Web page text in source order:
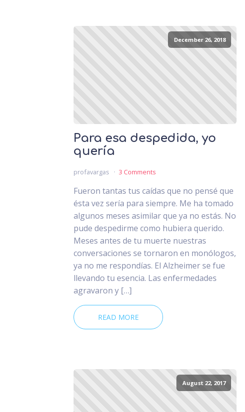
December 26, 2018
Para esa despedida, yo
quería
profavargas 3 Comments
Fueron tantas tus caídas que no pensé que
ésta vez sería para siempre. Me ha tomado
algunos meses asimilar que ya no estás. No
pude despedirme como hubiera querido.
Meses antes de tu muerte nuestras
conversaciones se tornaron en monólogos,
ya no me respondías. El Alzheimer se fue
llevando tu esencia. Las enfermedades
agravaron y […]
READ MORE
August 22, 2017